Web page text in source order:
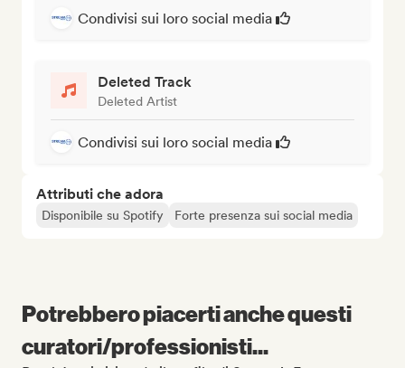
Condivisi sui loro social media
Deleted Track
Deleted Artist
Condivisi sui loro social media
Attributi che adora
Disponibile su Spotify Forte presenza sui social media
Potrebbero piacerti anche questi
curatori/professionisti...